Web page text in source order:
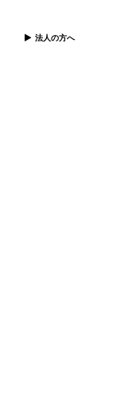
法人の方へ